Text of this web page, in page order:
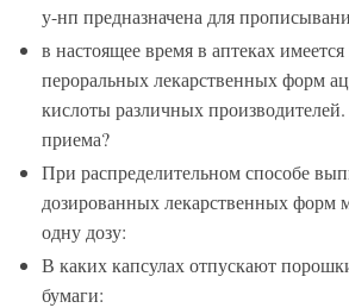
у-нп предназначена для
в настоящее время в аптеках
пероральных лекарственных форм
кислоты различных
приема?
При распределительном способе
дозированных лекарственных форм
одну дозу:
В каких капсулах отпускают
бумаги: